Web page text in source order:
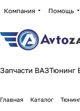
Компания Помощь
Запчасти ВАЗТюнинг
Главная Каталог